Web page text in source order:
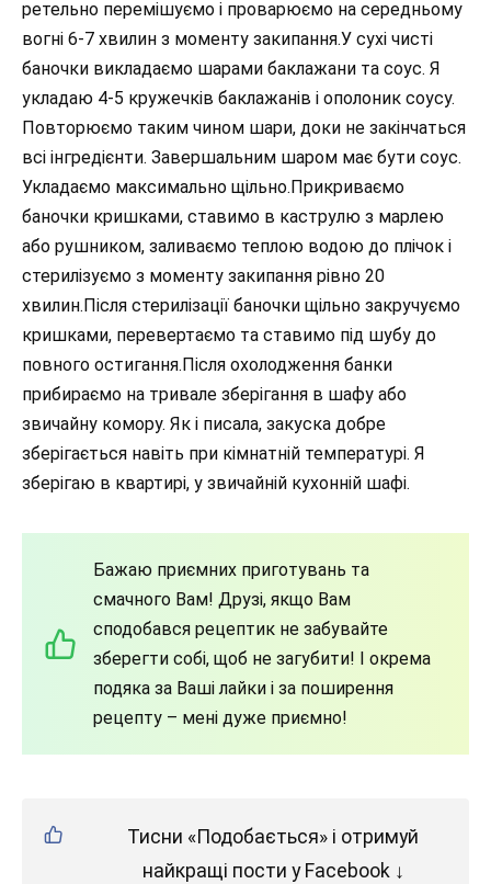
ретельно перемішуємо і проварюємо на середньому
вогні 6-7 хвилин з моменту закипання.У сухі чисті
баночки викладаємо шарами баклажани та соус. Я
укладаю 4-5 кружечків баклажанів і ополоник соусу.
Повторюємо таким чином шари, доки не закінчаться
всі інгредієнти. Завершальним шаром має бути соус.
Укладаємо максимально щільно.Прикриваємо
баночки кришками, ставимо в каструлю з марлею
або рушником, заливаємо теплою водою до плічок і
стерилізуємо з моменту закипання рівно 20
хвилин.Після стерилізації баночки щільно закручуємо
кришками, перевертаємо та ставимо під шубу до
повного остигання.Після охолодження банки
прибираємо на тривале зберігання в шафу або
звичайну комору. Як і писала, закуска добре
зберігається навіть при кімнатній температурі. Я
зберігаю в квартирі, у звичайній кухонній шафі.
Бажаю приємних приготувань та
смачного Вам! Друзі, якщо Вам
сподобався рецептик не забувайте
зберегти собі, щоб не загубити! І окрема
подяка за Ваші лайки і за поширення
рецепту – мені дуже приємно!
Тисни «Подобається» і отримуй
найкращі пости у Facebook ↓